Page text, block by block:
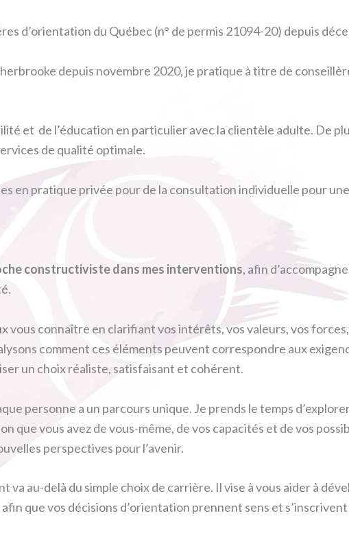
d’orientation du Québec (n° de permis 21094-20) depuis
depuis novembre 2020, je pratique à titre de
et de l’éducation en particulier avec la clientèle adulte. De
de qualité optimale.
en pratique privée pour de la consultation individuelle pour
constructiviste dans mes interventions, afin
vous connaître en clarifiant vos intérêts, vos valeurs, vos
comment ces éléments peuvent correspondre aux
un choix réaliste, satisfaisant et cohérent.
personne a un parcours unique. Je prends le temps
que vous avez de vous-même, de vos capacités et de vos
perspectives pour l’avenir.
va au-delà du simple choix de carrière. Il vise à vous aider à
que vos décisions d’orientation prennent sens et